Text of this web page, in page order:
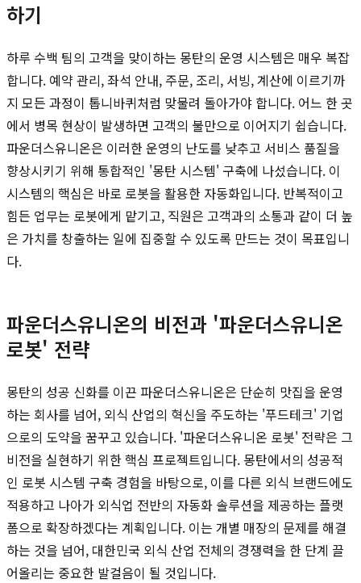
하기
하루 수백 팀의 고객을 맞이하는 몽탄의 운영 시스템은 매우 복잡
합니다. 예약 관리, 좌석 안내, 주문, 조리, 서빙, 계산에 이르기까
지 모든 과정이 톱니바퀴처럼 맞물려 돌아가야 합니다. 어느 한 곳
에서 병목 현상이 발생하면 고객의 불만으로 이어지기 쉽습니다.
파운더스유니온은 이러한 운영의 난도를 낮추고 서비스 품질을
향상시키기 위해 통합적인 '몽탄 시스템' 구축에 나섰습니다. 이
시스템의 핵심은 바로 로봇을 활용한 자동화입니다. 반복적이고
힘든 업무는 로봇에게 맡기고, 직원은 고객과의 소통과 같이 더 높
은 가치를 창출하는 일에 집중할 수 있도록 만드는 것이 목표입니
다.
파운더스유니온의 비전과 '파운더스유니온
로봇' 전략
몽탄의 성공 신화를 이끈 파운더스유니온은 단순히 맛집을 운영
하는 회사를 넘어, 외식 산업의 혁신을 주도하는 '푸드테크' 기업
으로의 도약을 꿈꾸고 있습니다. '파운더스유니온 로봇' 전략은 그
비전을 실현하기 위한 핵심 프로젝트입니다. 몽탄에서의 성공적
인 로봇 시스템 구축 경험을 바탕으로, 이를 다른 외식 브랜드에도
적용하고 나아가 외식업 전반의 자동화 솔루션을 제공하는 플랫
폼으로 확장하겠다는 계획입니다. 이는 개별 매장의 문제를 해결
하는 것을 넘어, 대한민국 외식 산업 전체의 경쟁력을 한 단계 끌
어올리는 중요한 발걸음이 될 것입니다.